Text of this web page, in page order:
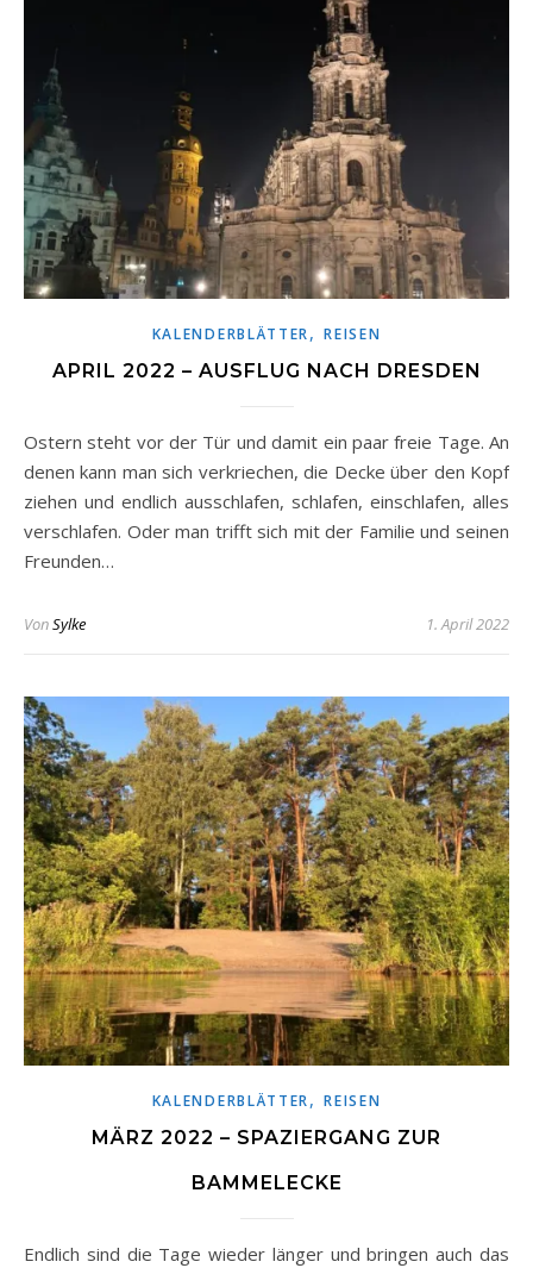
KALENDERBLÄTTER,REISEN
APRIL 2022 – AUSFLUG NACH DRESDEN
Ostern steht vor der Tür und damit ein paar freie Tage. An
denen kann man sich verkriechen, die Decke über den Kopf
ziehen und endlich ausschlafen, schlafen, einschlafen, alles
verschlafen. Oder man trifft sich mit der Familie und seinen
Freunden…
VonSylke 1. April 2022
KALENDERBLÄTTER,REISEN
MÄRZ 2022 – SPAZIERGANG ZUR
BAMMELECKE
Endlich sind die Tage wieder länger und bringen auch das